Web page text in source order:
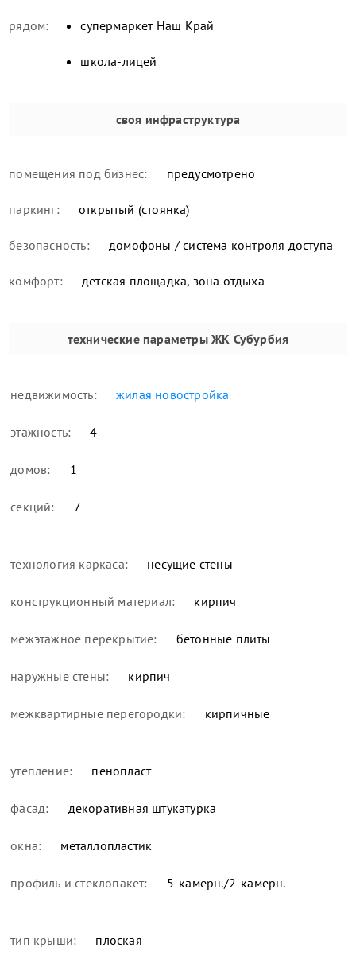
рядом: супермаркет Наш Край
школа-лицей
своя инфраструктура
помещения под бизнес: предусмотрено
паркинг: открытый (стоянка)
безопасность: домофоны / система контроля доступа
комфорт: детская площадка, зона отдыха
технические параметрыЖК Субурбия
недвижимость: жилая новостройка
этажность: 4
домов: 1
секций: 7
технология каркаса: несущие стены
конструкционный материал: кирпич
межэтажное перекрытие: бетонные плиты
наружные стены: кирпич
межквартирные перегородки: кирпичные
утепление: пенопласт
фасад: декоративная штукатурка
окна: металлопластик
профиль и стеклопакет: 5-камерн./2-камерн.
тип крыши: плоская